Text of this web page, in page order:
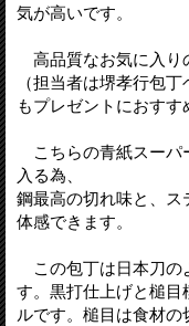
気が高いです。
高品質なお気に入り
（担当者は堺孝行包
もプレゼントにおすす
こちらの青紙スーパ
入る為、
鋼最高の切れ味と、ス
体感できます。
この包丁は日本刀の
す。黒打仕上げと槌目
ルです。槌目は食材